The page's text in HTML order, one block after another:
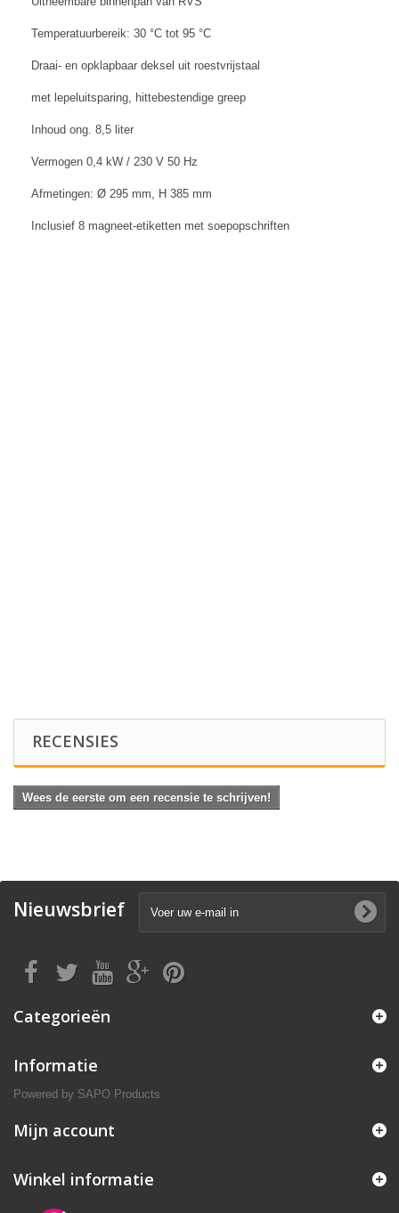
Temperatuurbereik: 30 °C tot 95 °C
Draai- en opklapbaar deksel uit roestvrijstaal
met lepeluitsparing, hittebestendige greep
Inhoud ong. 8,5 liter
Vermogen 0,4 kW / 230 V 50 Hz
Afmetingen: Ø 295 mm, H 385 mm
Inclusief 8 magneet-etiketten met soepopschriften
RECENSIES
Wees de eerste om een recensie te schrijven!
Nieuwsbrief
Categorieën
Informatie
Powered by SAPO Products
Mijn account
Winkel informatie